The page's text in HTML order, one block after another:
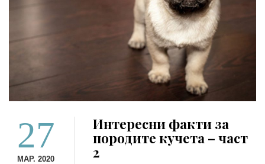
27
МАР. 2020
Интересни факти за
породите кучета – част
2